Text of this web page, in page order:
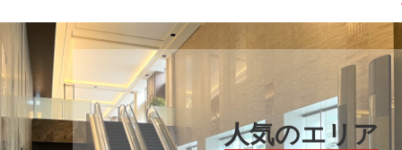
人気のエリア